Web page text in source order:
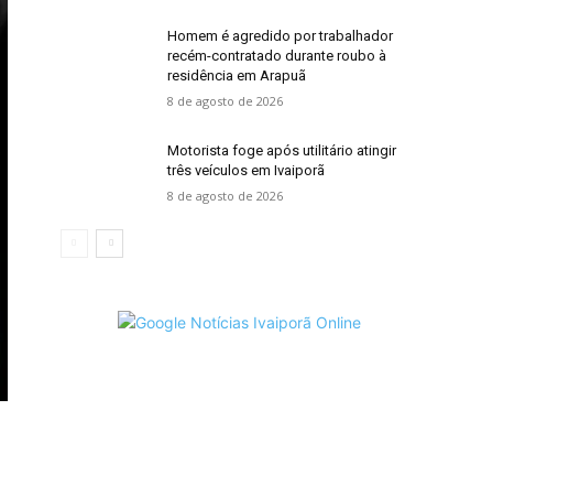
Homem é agredido por trabalhador
recém-contratado durante roubo à
residência em Arapuã
8 de agosto de 2026
Motorista foge após utilitário atingir
três veículos em Ivaiporã
8 de agosto de 2026